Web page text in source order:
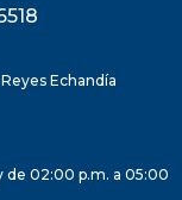
Echandía
de 02:00 p.m. a 05:00